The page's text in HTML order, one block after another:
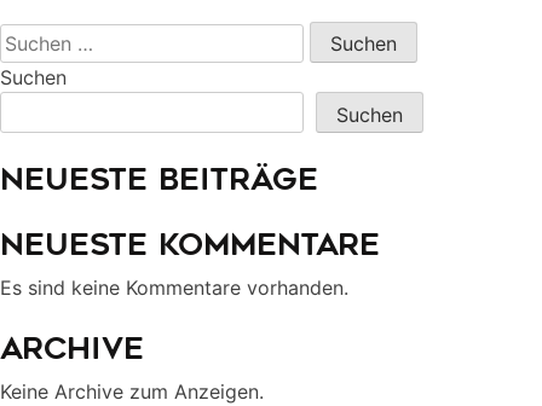
Suchen
nach:
Suchen
Suchen
Neueste Beiträge
Neueste Kommentare
Es sind keine Kommentare vorhanden.
Archive
Keine Archive zum Anzeigen.